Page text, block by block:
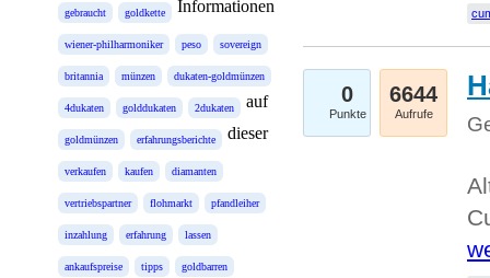
gebraucht goldkette
wiener-philharmoniker peso sovereign
britannia münzen dukaten-goldmünzen
4dukaten golddukaten 2dukaten
goldmünzen erfahrungsberichte
verkaufen kaufen diamanten
vertriebspartner flohmarkt pfandleiher
inzahlung erfahrung lassen
ankaufspreise tipps goldbarren
Informationen
auf
dieser
0
Punkte
6644
Aufrufe